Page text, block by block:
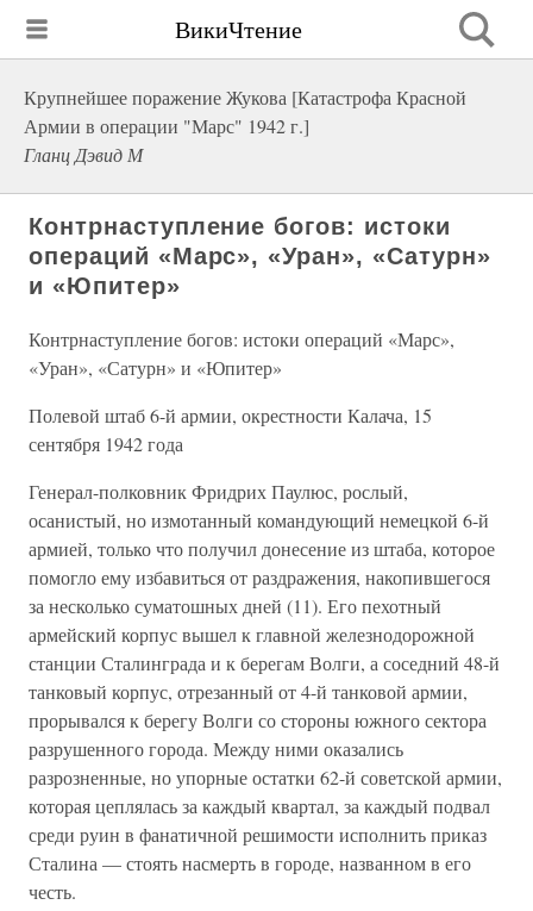
ВикиЧтение
Крупнейшее поражение Жукова [Катастрофа Красной
Армии в операции "Марс" 1942 г.]
Гланц Дэвид М
Контрнаступление богов: истоки
операций «Марс», «Уран», «Сатурн»
и «Юпитер»
Контрнаступление богов: истоки операций «Марс»,
«Уран», «Сатурн» и «Юпитер»
Полевой штаб 6-й армии, окрестности Калача, 15
сентября 1942 года
Генерал-полковник Фридрих Паулюс, рослый,
осанистый, но измотанный командующий немецкой 6-й
армией, только что получил донесение из штаба, которое
помогло ему избавиться от раздражения, накопившегося
за несколько суматошных дней (11). Его пехотный
армейский корпус вышел к главной железнодорожной
станции Сталинграда и к берегам Волги, а соседний 48-й
танковый корпус, отрезанный от 4-й танковой армии,
прорывался к берегу Волги со стороны южного сектора
разрушенного города. Между ними оказались
разрозненные, но упорные остатки 62-й советской армии,
которая цеплялась за каждый квартал, за каждый подвал
среди руин в фанатичной решимости исполнить приказ
Сталина — стоять насмерть в городе, названном в его
честь.